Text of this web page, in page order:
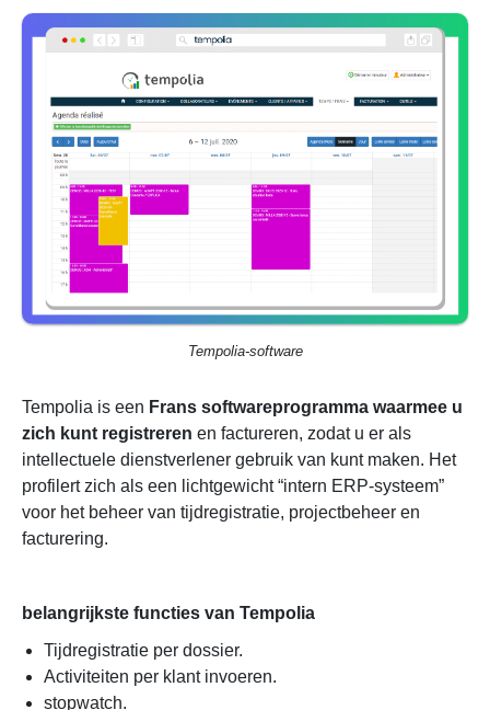
Tempolia-software
Tempolia is een Frans softwareprogramma waarmee u
zich kunt registreren en factureren, zodat u er als
intellectuele dienstverlener gebruik van kunt maken. Het
profilert zich als een lichtgewicht “intern ERP-systeem”
voor het beheer van tijdregistratie, projectbeheer en
facturering.
belangrijkste functies van Tempolia
Tijdregistratie per dossier.
Activiteiten per klant invoeren.
stopwatch.